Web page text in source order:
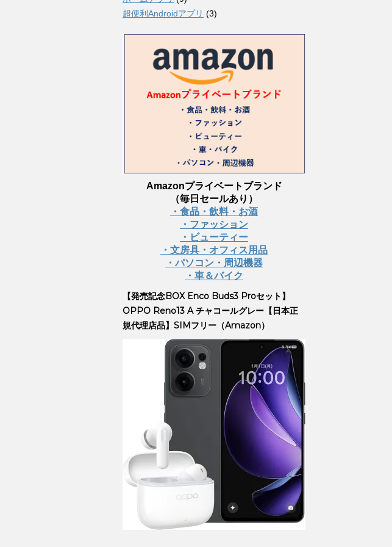
超便利Androidアプリ (3)
Amazonプライベートブランド
（毎日セールあり）
・食品・飲料・お酒
・ファッション
・ビューティー
・文房具・オフィス用品
・パソコン・周辺機器
・車＆バイク
【発売記念BOX Enco Buds3 Proセット】
OPPO Reno13 A チャコールグレー【日本正
規代理店品】SIMフリー（Amazon）